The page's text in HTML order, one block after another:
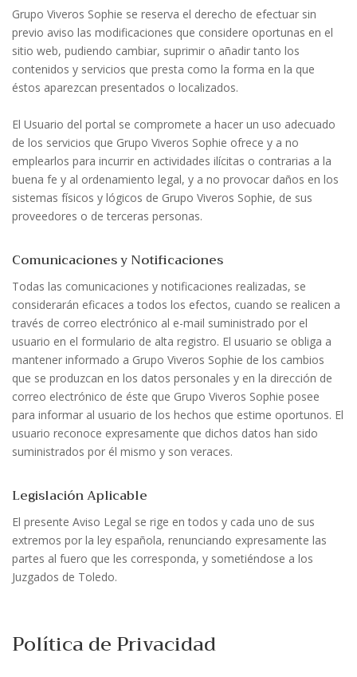
Grupo Viveros Sophie se reserva el derecho de efectuar sin
previo aviso las modificaciones que considere oportunas en el
sitio web, pudiendo cambiar, suprimir o añadir tanto los
contenidos y servicios que presta como la forma en la que
éstos aparezcan presentados o localizados.
El Usuario del portal se compromete a hacer un uso adecuado
de los servicios que Grupo Viveros Sophie ofrece y a no
emplearlos para incurrir en actividades ilícitas o contrarias a la
buena fe y al ordenamiento legal, y a no provocar daños en los
sistemas físicos y lógicos de Grupo Viveros Sophie, de sus
proveedores o de terceras personas.
Comunicaciones y Notificaciones
Todas las comunicaciones y notificaciones realizadas, se
considerarán eficaces a todos los efectos, cuando se realicen a
través de correo electrónico al e-mail suministrado por el
usuario en el formulario de alta registro. El usuario se obliga a
mantener informado a Grupo Viveros Sophie de los cambios
que se produzcan en los datos personales y en la dirección de
correo electrónico de éste que Grupo Viveros Sophie posee
para informar al usuario de los hechos que estime oportunos. El
usuario reconoce expresamente que dichos datos han sido
suministrados por él mismo y son veraces.
Legislación Aplicable
El presente Aviso Legal se rige en todos y cada uno de sus
extremos por la ley española, renunciando expresamente las
partes al fuero que les corresponda, y sometiéndose a los
Juzgados de Toledo.
Política de Privacidad